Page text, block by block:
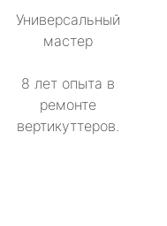
Универсальный
мастер
8 лет опыта в
ремонте
вертикуттеров.